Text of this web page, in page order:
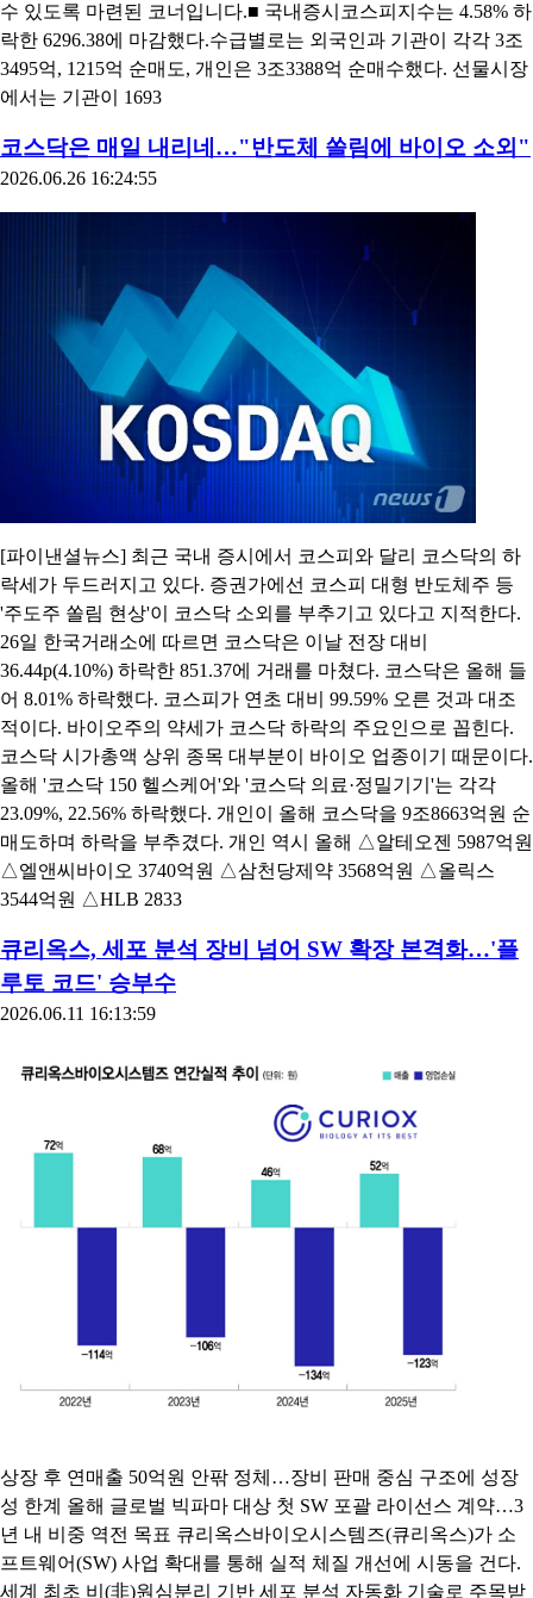
수 있도록 마련된 코너입니다.■ 국내증시코스피지수는 4.58% 하
락한 6296.38에 마감했다.수급별로는 외국인과 기관이 각각 3조
3495억, 1215억 순매도, 개인은 3조3388억 순매수했다. 선물시장
에서는 기관이 1693
코스닥은 매일 내리네…"반도체 쏠림에 바이오 소외"
2026.06.26 16:24:55
[파이낸셜뉴스] 최근 국내 증시에서 코스피와 달리 코스닥의 하
락세가 두드러지고 있다. 증권가에선 코스피 대형 반도체주 등
'주도주 쏠림 현상'이 코스닥 소외를 부추기고 있다고 지적한다.
26일 한국거래소에 따르면 코스닥은 이날 전장 대비
36.44p(4.10%) 하락한 851.37에 거래를 마쳤다. 코스닥은 올해 들
어 8.01% 하락했다. 코스피가 연초 대비 99.59% 오른 것과 대조
적이다. 바이오주의 약세가 코스닥 하락의 주요인으로 꼽힌다.
코스닥 시가총액 상위 종목 대부분이 바이오 업종이기 때문이다.
올해 '코스닥 150 헬스케어'와 '코스닥 의료·정밀기기'는 각각
23.09%, 22.56% 하락했다. 개인이 올해 코스닥을 9조8663억원 순
매도하며 하락을 부추겼다. 개인 역시 올해 △알테오젠 5987억원
△엘앤씨바이오 3740억원 △삼천당제약 3568억원 △올릭스
3544억원 △HLB 2833
큐리옥스, 세포 분석 장비 넘어 SW 확장 본격화…'플
루토 코드' 승부수
2026.06.11 16:13:59
상장 후 연매출 50억원 안팎 정체…장비 판매 중심 구조에 성장
성 한계 올해 글로벌 빅파마 대상 첫 SW 포괄 라이선스 계약…3
년 내 비중 역전 목표 큐리옥스바이오시스템즈(큐리옥스)가 소
프트웨어(SW) 사업 확대를 통해 실적 체질 개선에 시동을 건다.
세계 최초 비(非)원심분리 기반 세포 분석 자동화 기술로 주목받